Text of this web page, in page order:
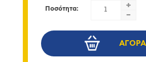
Ποσότητα:
+
-